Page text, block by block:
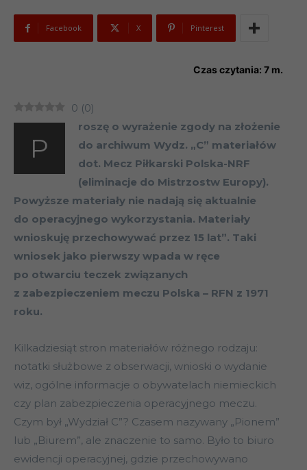
Facebook X Pinterest
Czas czytania: 7 m.
0 (0)
P
roszę o wyrażenie zgody na złożenie
do archiwum Wydz. „C” materiałów
dot. Mecz Piłkarski Polska-NRF
(eliminacje do Mistrzostw Europy).
Powyższe materiały nie nadają się aktualnie
do operacyjnego wykorzystania. Materiały
wnioskuję przechowywać przez 15 lat”. Taki
wniosek jako pierwszy wpada w ręce
po otwarciu teczek związanych
z zabezpieczeniem meczu Polska – RFN z 1971
roku.
Kilkadziesiąt stron materiałów różnego rodzaju:
notatki służbowe z obserwacji, wnioski o wydanie
wiz, ogólne informacje o obywatelach niemieckich
czy plan zabezpieczenia operacyjnego meczu.
Czym był „Wydział C”? Czasem nazywany „Pionem”
lub „Biurem”, ale znaczenie to samo. Było to biuro
ewidencji operacyjnej, gdzie przechowywano